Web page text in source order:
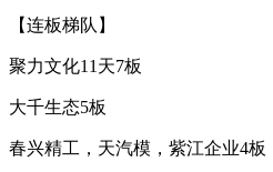
【连板梯队】
聚力文化11天7板
大千生态5板
春兴精工，天汽模，紫江企业4板